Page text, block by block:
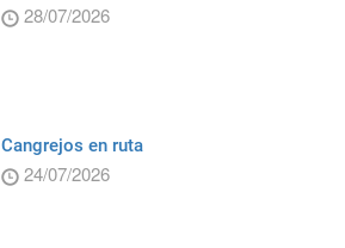
28/07/2026
Cangrejos en ruta
24/07/2026